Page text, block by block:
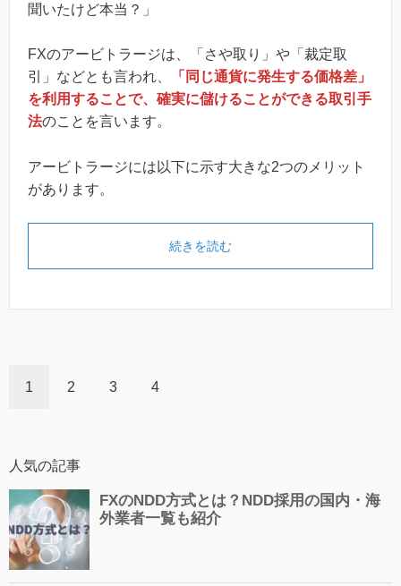
聞いたけど本当？」
FXのアービトラージは、「さや取り」や「裁定取
引」などとも言われ、
「同じ通貨に発生する価格差」
を利用することで、確実に儲けることができる取引手
法のことを言います。
アービトラージには以下に示す大きな2つのメリット
があります。
続きを読む
1 2 3 4
人気の記事